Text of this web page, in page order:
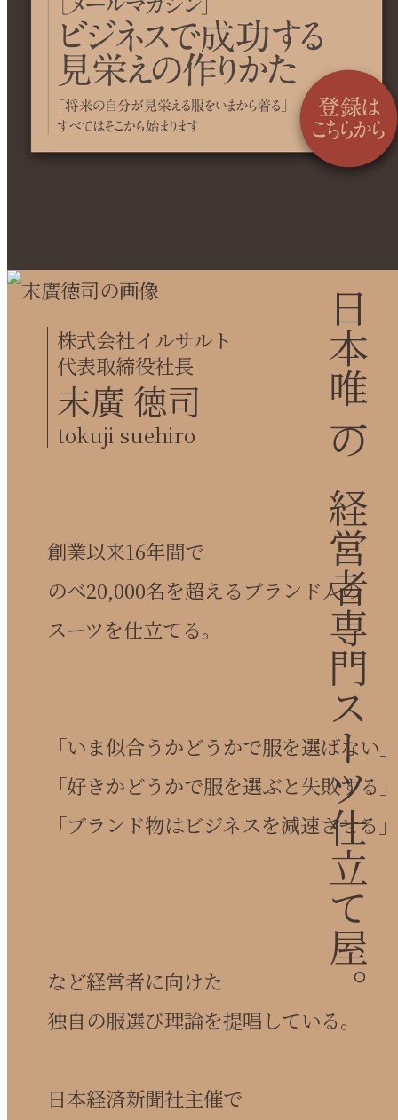
日本唯一の経営者専門スーツ仕立て屋。
株式会社イルサルト
代表取締役社長
末廣 徳司
tokuji suehiro
創業以来16年間で
のべ20,000名を超えるブランド人の
スーツを仕立てる。
「いま似合うかどうかで服を選ばない」
「好きかどうかで服を選ぶと失敗する」
「ブランド物はビジネスを減速させる」
など経営者に向けた
独自の服選び理論を提唱している。
日本経済新聞社主催で